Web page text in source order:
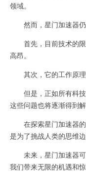
领域。
然而，星门加速器仍
首先，目前技术的限
高昂。
其次，它的工作原理
但是，正如所有科技
这些问题也将逐渐得到解
在探索星门加速器的
是为了挑战人类的思维边
未来，星门加速器可
我们带来无限的机遇和惊